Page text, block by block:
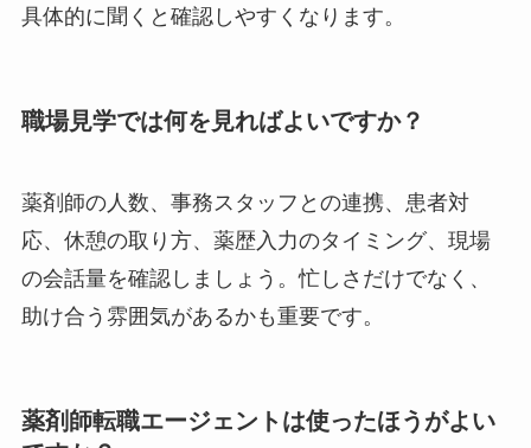
具体的に聞くと確認しやすくなります。
職場見学では何を見ればよいですか？
薬剤師の人数、事務スタッフとの連携、患者対
応、休憩の取り方、薬歴入力のタイミング、現場
の会話量を確認しましょう。忙しさだけでなく、
助け合う雰囲気があるかも重要です。
薬剤師転職エージェントは使ったほうがよい